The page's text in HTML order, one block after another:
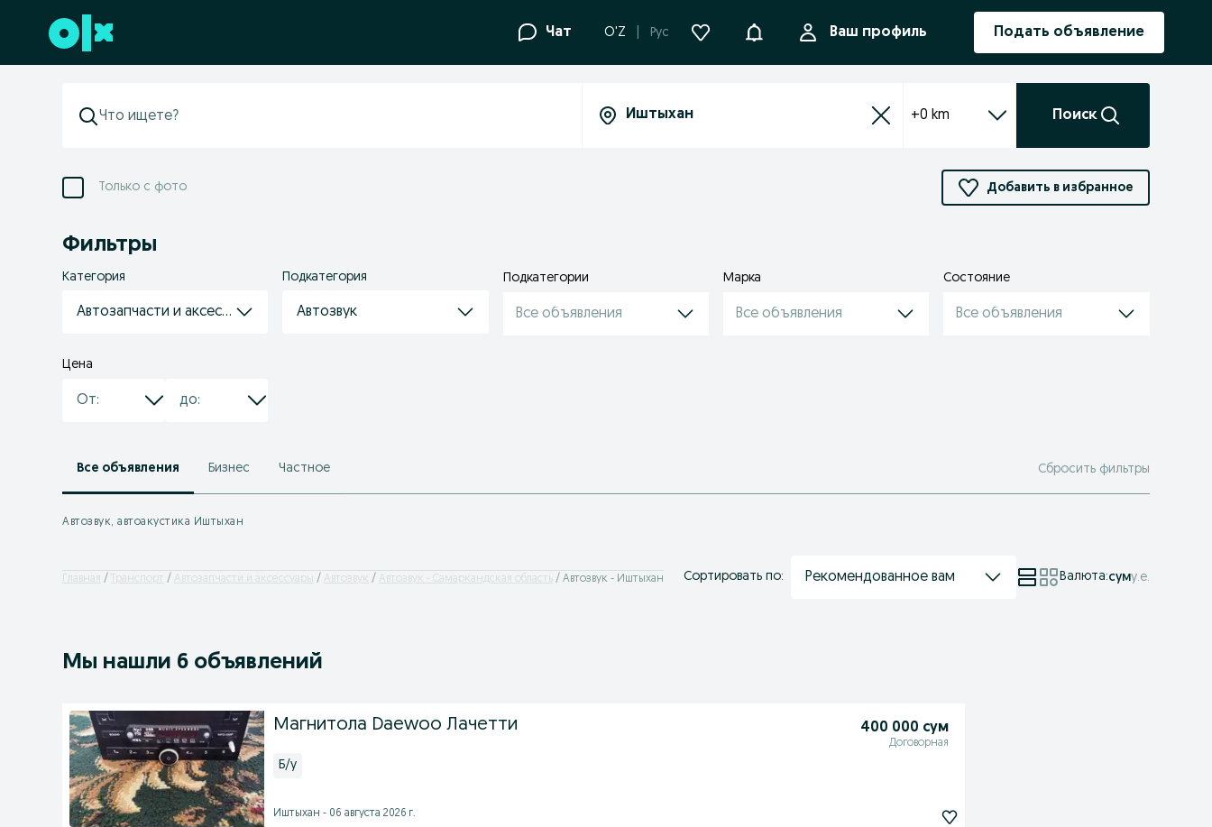
Перейти к нижнему колонтитулу Чат O'Z Рус УведомленияВаш профиль Подать объявление
+0 km Поиск
Только с фото Добавить в избранное
Фильтры
Категория
Автозапчасти и аксессуары
Подкатегория
Автозвук
Подкатегории
Все объявления
Марка
Все объявления
Состояние
Все объявления
Цена
Все объявления Бизнес Частное Сбросить фильтры
Автозвук, автоакустика Иштыхан
Главная Транспорт Автозапчасти и аксессуары Автозвук Автозвук - Самаркандская область Автозвук - Иштыхан Сортировать по: Рекомендованное вам Валюта:суму.е.
Мы нашли 6 объявлений
Магнитола Daewoo Лачетти 400 000 сум
Договорная
Б/у
Иштыхан - 06 августа 2026 г.